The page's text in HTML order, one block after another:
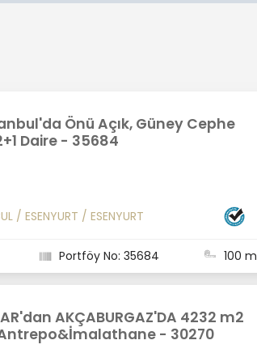
Önü Açık, Güney Cephe
Daire - 35684
/ ESENYURT / ESENYURT
Portföy No: 35684 100 m
AKÇABURGAZ'DA 4232 m2
- 30270